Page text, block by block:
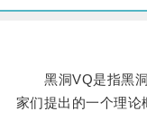
黑洞VQ是指黑洞
家们提出的一个理论